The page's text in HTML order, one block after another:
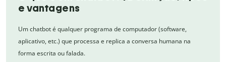
e vantagens
Um chatbot é qualquer programa de computador (software,
aplicativo, etc.) que processa e replica a conversa humana na
forma escrita ou falada.